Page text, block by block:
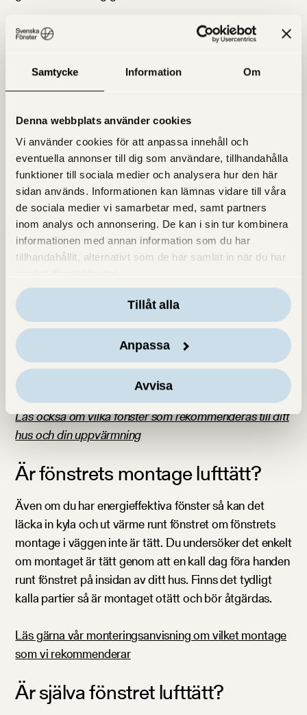
Samtycke Information Om
Denna webbplats använder cookies
Vi använder cookies för att anpassa innehåll och
eventuella annonser till dig som användare, tillhandahålla
funktioner till sociala medier och analysera hur den här
sidan används. Informationen kan lämnas vidare till våra
de sociala medier vi samarbetar med, samt partners
inom analys och annonsering. De kan i sin tur kombinera
informationen med annan information som du har
tillhandahållit, alternativt som de har samlat in när du har
Tillåt alla
Anpassa
Avvisa
Exempel:
Du ser 3 (eller 2+2+2) lågor i ditt fönster,
har ett 3-glasfönster med 1 energiglas.
Här ser man ett treglasfönster utan energiglas. Tre
reflektioner i samma färg.
Har dina fönster 3 glasrutor varav 1 är ett energiglas?
Toppen!Då är det ett energifönster med god isolering.
Om inte så kan du spara mycket energi, pengar och
klimatpåverkan genom att uppgradera ditt hus med
Om inte så kan du testa Energibesparingskalkylatorn
och se hur mycket dina uppvärmningskostnader skulle
minska om du bytte till antingen vanliga moderna
energifönster, eller till extra energieffektiva och fönster
som är miljömärkta med Svanen.
Läs också om vilka fönster som rekommenderas till ditt
hus och din uppvärmning
Är fönstrets montage lufttätt?
Även om du har energieffektiva fönster så kan det
läcka in kyla och ut värme runt fönstret om fönstrets
montage i väggen inte är tätt. Du undersöker det enkelt
om montaget är tätt genom att en kall dag föra handen
runt fönstret på insidan av ditt hus. Finns det tydligt
kalla partier så är montaget otätt och bör åtgärdas.
Läs gärna vår monteringsanvisning om vilket montage
som vi rekommenderar
Är själva fönstret lufttätt?